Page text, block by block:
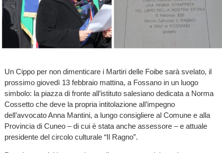
Un Cippo per non dimenticare i Martiri delle Foibe sarà svelato, il
prossimo giovedì 13 febbraio mattina, a Fossano in un luogo
simbolo: la piazza di fronte all’istituto salesiano dedicata a Norma
Cossetto che deve la propria intitolazione all’impegno
dell’avvocato Anna Mantini, a lungo consigliere al Comune e alla
Provincia di Cuneo – di cui è stata anche assessore – e attuale
presidente del circolo culturale “Il Ragno”.